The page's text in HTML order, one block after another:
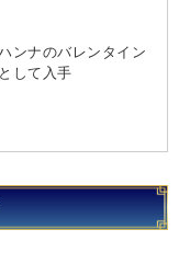
ンナのバレンタイン
して入手